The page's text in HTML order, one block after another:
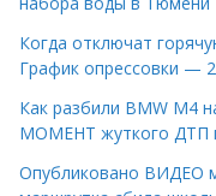
Когда отключат
График опрессовки —
Как разбили BMW M4
МОМЕНТ жуткого ДТП
Опубликовано ВИДЕО